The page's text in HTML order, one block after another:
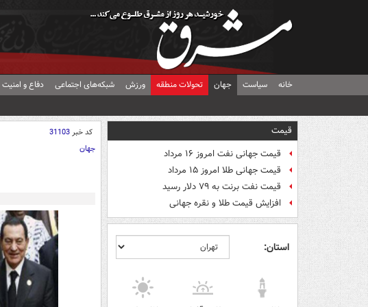
خانه سیاست جهان تحولات منطقه ورزش شبکه‌های اجتماعی دفاع و امنیت
قیمت
قیمت جهانی نفت امروز ۱۶ مرداد
قیمت جهانی طلا امروز ۱۵ مرداد
قیمت نفت برنت به ۷۹ دلار رسید
افزایش قیمت طلا و نقره جهانی
استان:
کد خبر31103
جهان